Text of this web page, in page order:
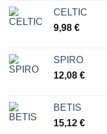
CELTIC
9,98 €
SPIRO
12,08 €
BETIS
15,12 €